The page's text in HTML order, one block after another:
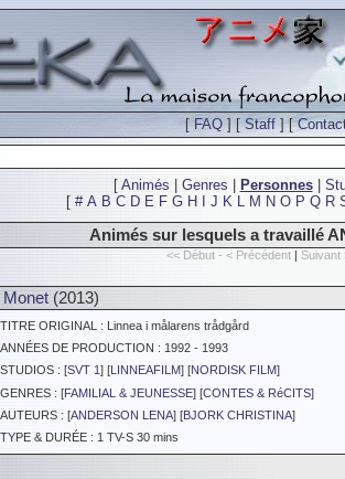
[FAQ ] [Staff ] [
[ Animés Genres Personnes|
[ # A B C D E F G H J K L M N O P Q R
Animés sur lesquels a travaillé
<< Début - < Précédent | Suivant
Monet (2013)
TITRE ORIGINAL : Linnea i målarens trådgård
ANNÉES DE PRODUCTION : 1992 - 1993
STUDIOS : [SVT 1] [LINNEAFILM] [NORDISK FILM]
GENRES : [FAMILIAL & JEUNESSE] [CONTES & RéCITS]
AUTEURS : [ANDERSON LENA] [BJORK CHRISTINA]
TYPE & DURÉE : 1 TV-S 30 mins